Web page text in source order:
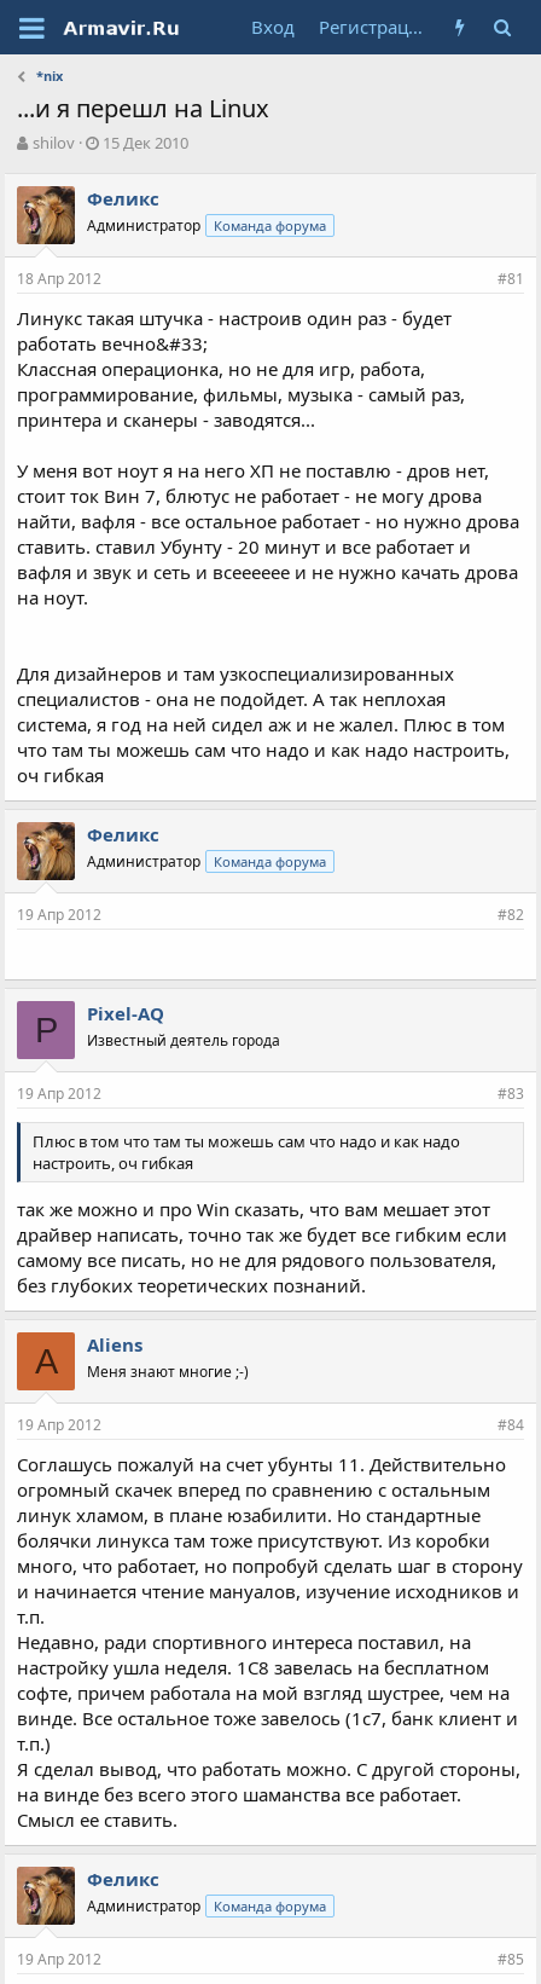
Вход Регистрация
*nix
...и я перешл на Linux
А
т
о
р
т
е
ы
shilov
Д
а
н
л
а
15 Дек 2010
Феликс
Администратор Команда форума
18 Апр 2012 #81
Линукс такая штучка - настроив один раз - будет
работать вечно&#33;
Классная операционка, но не для игр, работа,
программирование, фильмы, музыка - самый раз,
принтера и сканеры - заводятся...
У меня вот ноут я на него ХП не поставлю - дров нет,
стоит ток Вин 7, блютус не работает - не могу дрова
найти, вафля - все остальное работает - но нужно дрова
ставить. ставил Убунту - 20 минут и все работает и
вафля и звук и сеть и всееееее и не нужно качать дрова
на ноут.
Для дизайнеров и там узкоспециализированных
специалистов - она не подойдет. А так неплохая
система, я год на ней сидел аж и не жалел. Плюс в том
что там ты можешь сам что надо и как надо настроить,
оч гибкая
Феликс
Администратор Команда форума
19 Апр 2012 #82
P Pixel-AQ
Известный деятель города
19 Апр 2012 #83
Плюс в том что там ты можешь сам что надо и как надо
настроить, оч гибкая
так же можно и про Win сказать, что вам мешает этот
драйвер написать, точно так же будет все гибким если
самому все писать, но не для рядового пользователя,
без глубоких теоретических познаний.
A Aliens
Меня знают многие ;-)
19 Апр 2012 #84
Соглашусь пожалуй на счет убунты 11. Действительно
огромный скачек вперед по сравнению с остальным
линук хламом, в плане юзабилити. Но стандартные
болячки линукса там тоже присутствуют. Из коробки
много, что работает, но попробуй сделать шаг в сторону
и начинается чтение мануалов, изучение исходников и
т.п.
Недавно, ради спортивного интереса поставил, на
настройку ушла неделя. 1С8 завелась на бесплатном
софте, причем работала на мой взгляд шустрее, чем на
винде. Все остальное тоже завелось (1с7, банк клиент и
т.п.)
Я сделал вывод, что работать можно. С другой стороны,
на винде без всего этого шаманства все работает.
Смысл ее ставить.
Феликс
Администратор Команда форума
19 Апр 2012 #85